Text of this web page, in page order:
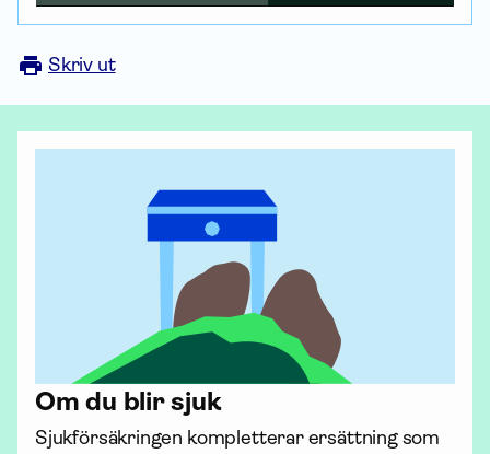
Skriv ut
Om du blir sjuk
Sjuk­försäkringen kompletterar ersättning som